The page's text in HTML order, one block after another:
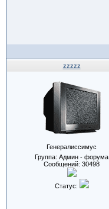
zzzzz
Генералиссимус
Группа: Админ - форума
Сообщений: 30498
Статус: